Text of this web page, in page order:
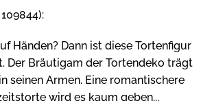
Händen? Dann ist diese Tortenfigur
Der Bräutigam der Tortendeko trägt
seinen Armen. Eine romantischere
wird es kaum geben...